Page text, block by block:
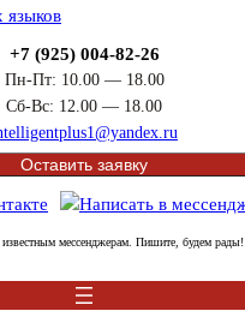
+7 (925) 004-82-26
Пн-Пт: 10.00 — 18.00
Сб-Вс: 12.00 — 18.00
Оставить заявку
мессенджерам. Пишите, будем рады!